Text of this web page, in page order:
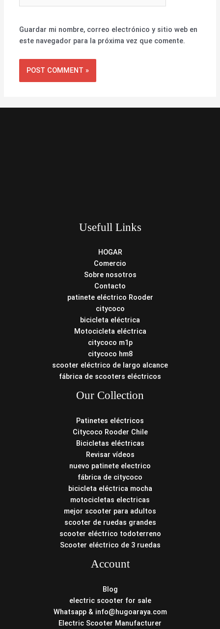
Guardar mi nombre, correo electrónico y sitio web en
este navegador para la próxima vez que comente.
Usefull Links
HOGAR
Comercio
Sobre nosotros
Contacto
patinete eléctrico Rooder
citycoco
bicicleta eléctrica
Motocicleta eléctrica
citycoco m1p
citycoco hm8
scooter eléctrico de largo alcance
fábrica de scooters eléctricos
Our Collection
Patinetes eléctricos
Citycoco Rooder Chile
Bicicletas eléctricas
Revisar vídeos
nuevo patinete electrico
fábrica de citycoco
bicicleta eléctrica mocha
motocicletas electricas
mejor scooter para adultos
scooter de ruedas grandes
scooter eléctrico todoterreno
Scooter eléctrico de 3 ruedas
Account
Blog
electric scooter for sale
Whatsapp & info@hugoaraya.com
Electric Scooter Manufacturer